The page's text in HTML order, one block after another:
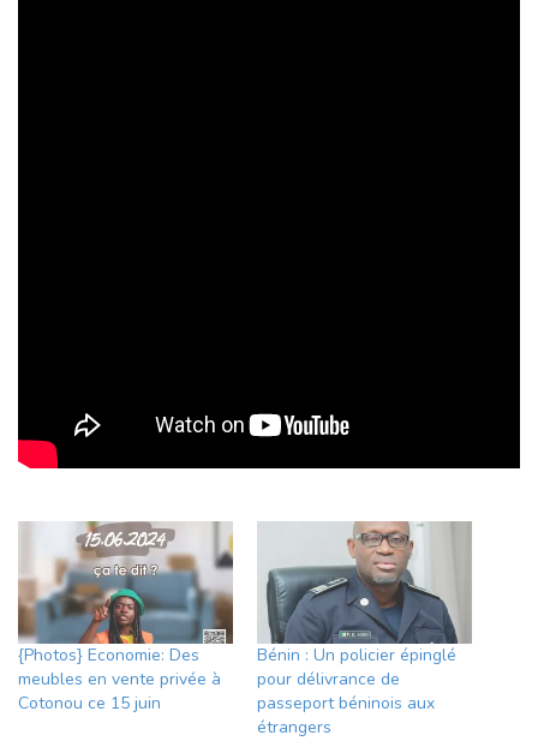
{Photos} Economie: Des
meubles en vente privée à
Cotonou ce 15 juin
Bénin : Un policier épinglé
pour délivrance de
passeport béninois aux
étrangers